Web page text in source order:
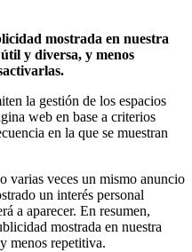
mostrada en nuestra
y diversa, y menos
la gestión de los espacios
web en base a criterios
en la que se muestran
varias veces un mismo anuncio
un interés personal
a aparecer. En resumen,
mostrada en nuestra
menos repetitiva.